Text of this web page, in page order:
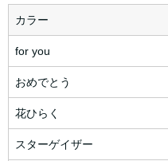
カラー
for you
おめでとう
花ひらく
スターゲイザー